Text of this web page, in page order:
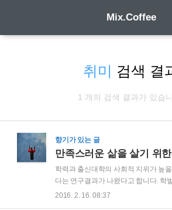
Mix.Coffee
취미 검색 결
1 개의 검색 결과가 있습
향기가 있는 글
만족스러운 삶을 살기 위
학력과 출신대학의 사회적 지위가 높
다는 연구결과가 나왔다고 합니다. 학
리를 얻을 가능성이 높고 이로 인해 삶
2016. 2. 16. 08:37